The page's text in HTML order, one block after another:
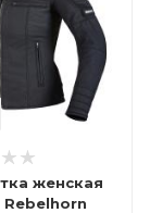
женская